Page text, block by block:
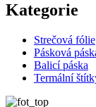
Kategorie
Strečová fólie
Pásková
Balicí páska
Termální